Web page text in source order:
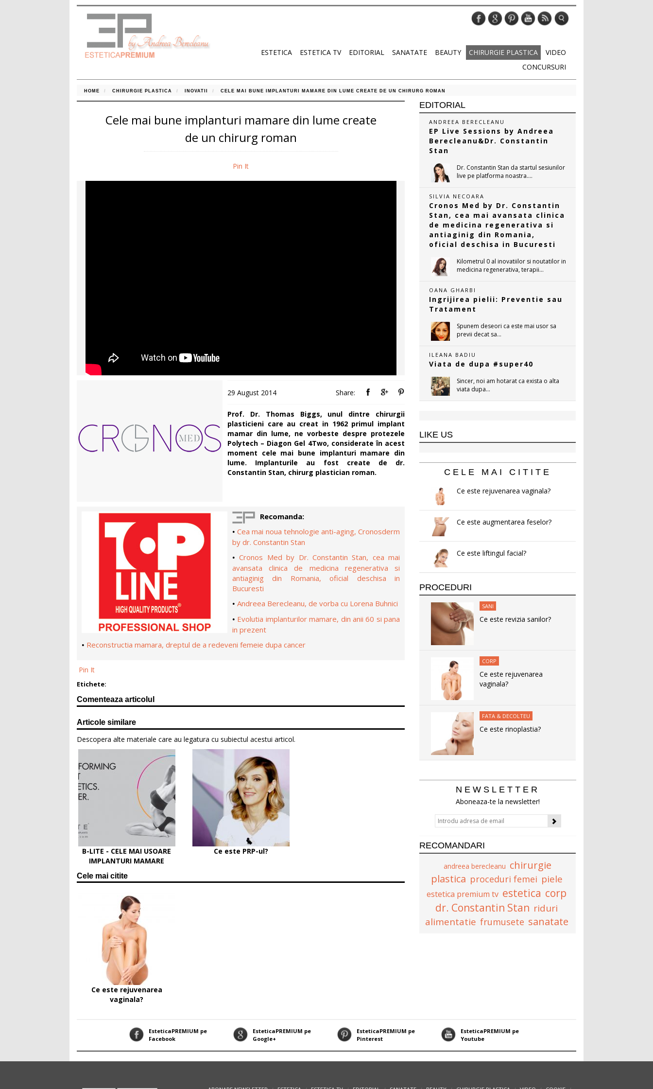
ESTETICA ESTETICA TV EDITORIAL SANATATE BEAUTY CHIRURGIE PLASTICA
VIDEO
CONCURSURI
HOME CHIRURGIE PLASTICA INOVATII CELE MAI BUNE IMPLANTURI MAMARE DIN LUME CREATE DE UN CHIRURG ROMAN
Cele mai bune implanturi mamare din lume create
de un chirurg roman
Pin It
29 August 2014 Share:
Prof. Dr. Thomas Biggs, unul dintre chirurgii
plasticieni care au creat in 1962 primul implant
mamar din lume, ne vorbeste despre protezele
Polytech – Diagon Gel 4Two, considerate în acest
moment cele mai bune implanturi mamare din
lume. Implanturile au fost create de dr.
Constantin Stan, chirurg plastician roman.
Recomanda:
• Cea mai noua tehnologie anti-aging, Cronosderm
by dr. Constantin Stan
• Cronos Med by Dr. Constantin Stan, cea mai
avansata clinica de medicina regenerativa si
antiaginig din Romania, oficial deschisa in
Bucuresti
• Andreea Berecleanu, de vorba cu Lorena Buhnici
• Evolutia implanturilor mamare, din anii 60 si pana
in prezent
• Reconstructia mamara, dreptul de a redeveni femeie dupa cancer
Pin It
Etichete:
Comenteaza articolul
Articole similare
Descopera alte materiale care au legatura cu subiectul acestui articol.
B-LITE - CELE MAI USOARE
IMPLANTURI MAMARE
Ce este PRP-ul?
Cele mai citite
Ce este rejuvenarea
vaginala?
EDITORIAL
ANDREEA BERECLEANU
EP Live Sessions by Andreea
Berecleanu&Dr. Constantin
Stan
Dr. Constantin Stan da startul sesiunilor
live pe platforma noastra....
SILVIA NECOARA
Cronos Med by Dr. Constantin
Stan, cea mai avansata clinica
de medicina regenerativa si
antiaginig din Romania,
oficial deschisa in Bucuresti
Kilometrul 0 al inovatiilor si noutatilor in
medicina regenerativa, terapii...
OANA GHARBI
Ingrijirea pielii: Preventie sau
Tratament
Spunem deseori ca este mai usor sa
previi decat sa...
ILEANA BADIU
Viata de dupa #super40
Sincer, noi am hotarat ca exista o alta
viata dupa...
LIKE US
CELE MAI CITITE
Ce este rejuvenarea vaginala?
Ce este augmentarea feselor?
Ce este liftingul facial?
PROCEDURI
SANI
Ce este revizia sanilor?
CORP
Ce este rejuvenarea
vaginala?
FATA & DECOLTEU
Ce este rinoplastia?
NEWSLETTER
Aboneaza-te la newsletter!
RECOMANDARI
andreea berecleanu chirurgie
plastica proceduri femei piele
estetica premium tv estetica corp
dr. Constantin Stan riduri
alimentatie frumusete sanatate
EsteticaPREMIUM pe
Facebook
EsteticaPREMIUM pe
Google+
EsteticaPREMIUM pe
Pinterest
EsteticaPREMIUM pe
Youtube